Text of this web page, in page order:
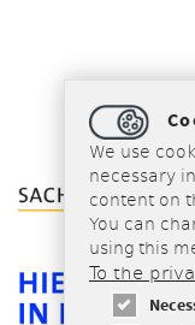
We use
necessary
content on
You can
using this
To the